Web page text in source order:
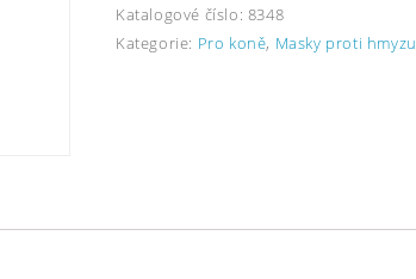
Katalogové číslo: 8348
Kategorie: Pro koně, Masky proti hmyzu